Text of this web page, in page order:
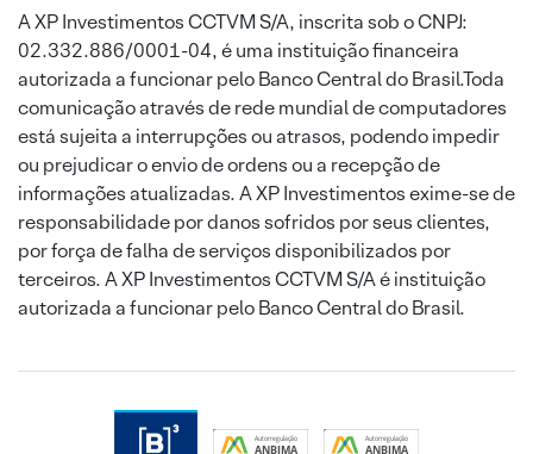
A XP Investimentos CCTVM S/A, inscrita sob o CNPJ:
02.332.886/0001-04, é uma instituição financeira
autorizada a funcionar pelo Banco Central do Brasil.Toda
comunicação através de rede mundial de computadores
está sujeita a interrupções ou atrasos, podendo impedir
ou prejudicar o envio de ordens ou a recepção de
informações atualizadas. A XP Investimentos exime-se de
responsabilidade por danos sofridos por seus clientes,
por força de falha de serviços disponibilizados por
terceiros. A XP Investimentos CCTVM S/A é instituição
autorizada a funcionar pelo Banco Central do Brasil.